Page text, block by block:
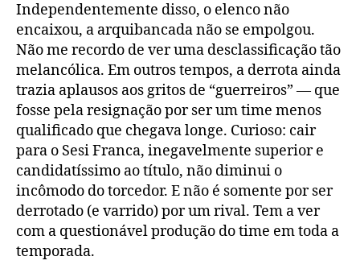
Independentemente disso, o elenco não
encaixou, a arquibancada não se empolgou.
Não me recordo de ver uma desclassificação tão
melancólica. Em outros tempos, a derrota ainda
trazia aplausos aos gritos de “guerreiros” — que
fosse pela resignação por ser um time menos
qualificado que chegava longe. Curioso: cair
para o Sesi Franca, inegavelmente superior e
candidatíssimo ao título, não diminui o
incômodo do torcedor. E não é somente por ser
derrotado (e varrido) por um rival. Tem a ver
com a questionável produção do time em toda a
temporada.